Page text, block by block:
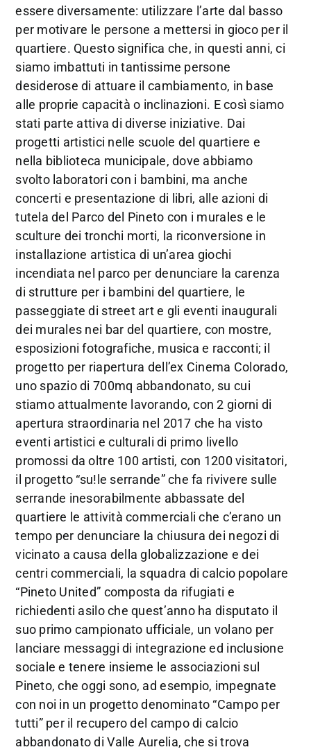
essere diversamente: utilizzare l’arte dal basso
per motivare le persone a mettersi in gioco per il
quartiere. Questo significa che, in questi anni, ci
siamo imbattuti in tantissime persone
desiderose di attuare il cambiamento, in base
alle proprie capacità o inclinazioni. E così siamo
stati parte attiva di diverse iniziative. Dai
progetti artistici nelle scuole del quartiere e
nella biblioteca municipale, dove abbiamo
svolto laboratori con i bambini, ma anche
concerti e presentazione di libri, alle azioni di
tutela del Parco del Pineto con i murales e le
sculture dei tronchi morti, la riconversione in
installazione artistica di un’area giochi
incendiata nel parco per denunciare la carenza
di strutture per i bambini del quartiere, le
passeggiate di street art e gli eventi inaugurali
dei murales nei bar del quartiere, con mostre,
esposizioni fotografiche, musica e racconti; il
progetto per riapertura dell’ex Cinema Colorado,
uno spazio di 700mq abbandonato, su cui
stiamo attualmente lavorando, con 2 giorni di
apertura straordinaria nel 2017 che ha visto
eventi artistici e culturali di primo livello
promossi da oltre 100 artisti, con 1200 visitatori,
il progetto “su!le serrande” che fa rivivere sulle
serrande inesorabilmente abbassate del
quartiere le attività commerciali che c’erano un
tempo per denunciare la chiusura dei negozi di
vicinato a causa della globalizzazione e dei
centri commerciali, la squadra di calcio popolare
“Pineto United” composta da rifugiati e
richiedenti asilo che quest’anno ha disputato il
suo primo campionato ufficiale, un volano per
lanciare messaggi di integrazione ed inclusione
sociale e tenere insieme le associazioni sul
Pineto, che oggi sono, ad esempio, impegnate
con noi in un progetto denominato “Campo per
tutti” per il recupero del campo di calcio
abbandonato di Valle Aurelia, che si trova